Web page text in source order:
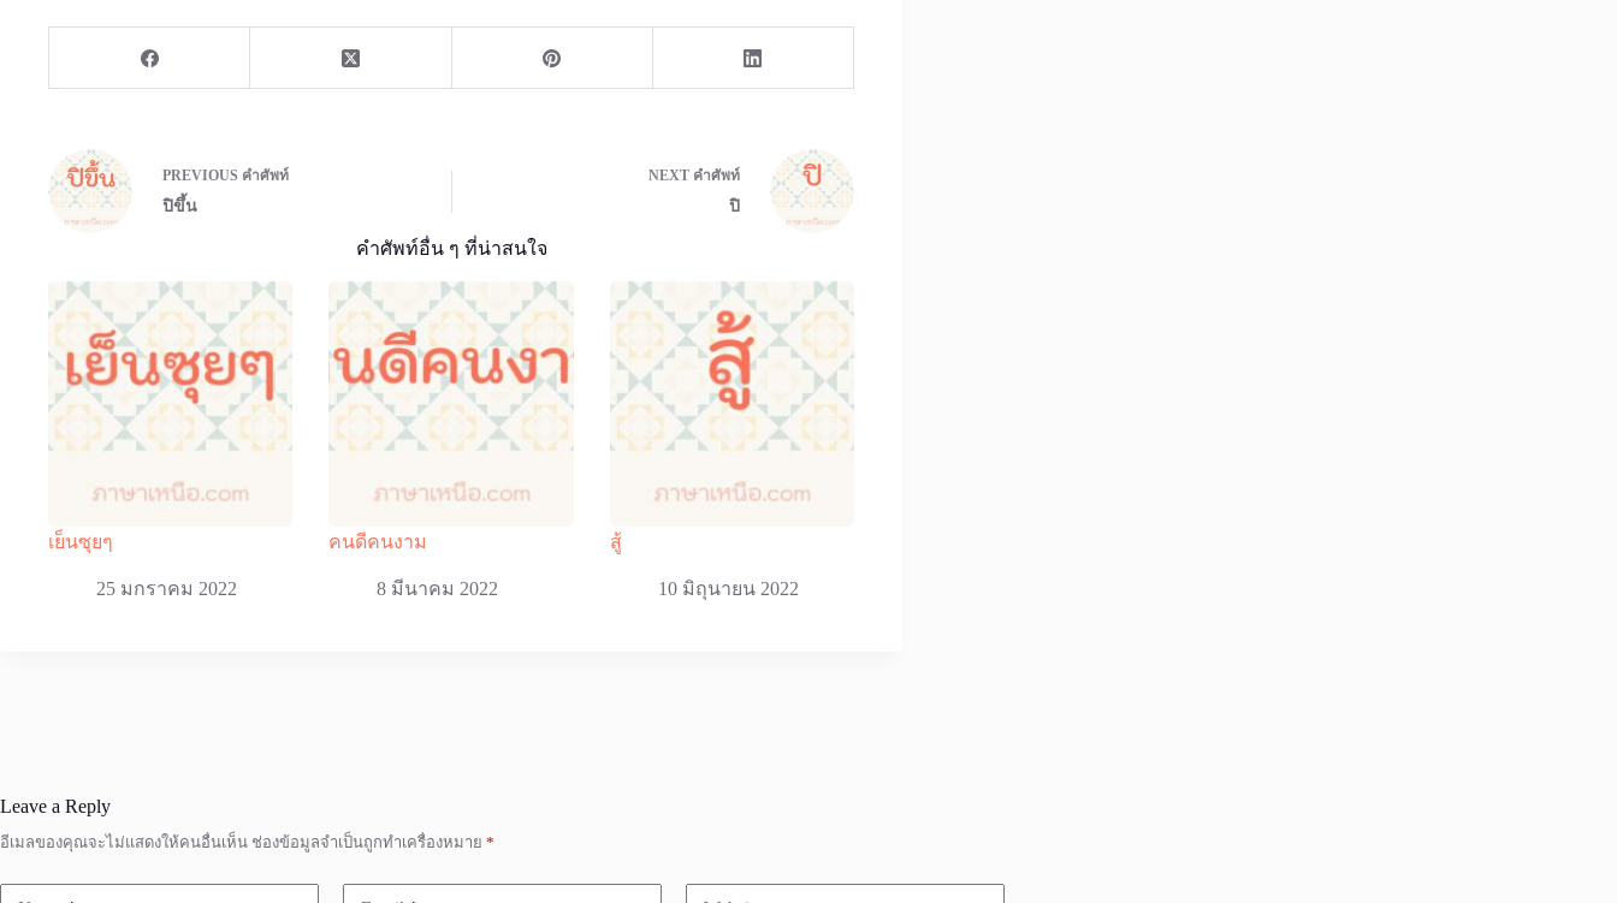
PREVIOUS คำศัพท์
ปิขึ้น
NEXT คำศัพท์
ปิ
คำศัพท์อื่น ๆ ที่น่าสนใจ
เย็นซุยๆ
25 มกราคม 2022
คนดีคนงาม
8 มีนาคม 2022
สู้
10 มิถุนายน 2022
Leave a Reply
อีเมลของคุณจะไม่แสดงให้คนอื่นเห็น ช่องข้อมูลจำเป็นถูกทำเครื่องหมาย *